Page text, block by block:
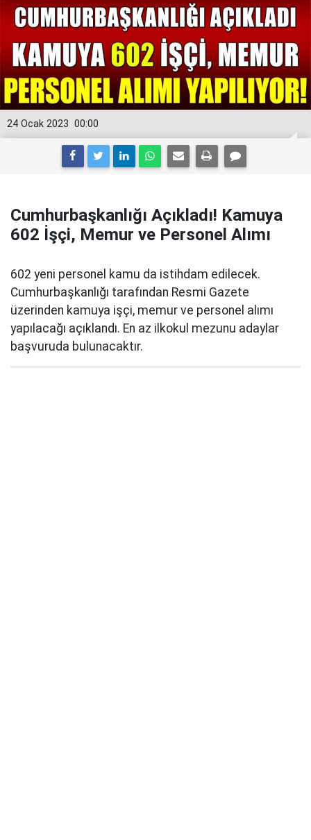
00:00
24 Ocak 2023
Cumhurbaşkanlığı Açıkladı! Kamuya
602 İşçi, Memur ve Personel Alımı
602 yeni personel kamu da istihdam edilecek.
Cumhurbaşkanlığı tarafından Resmi Gazete
üzerinden kamuya işçi, memur ve personel alımı
yapılacağı açıklandı. En az ilkokul mezunu adaylar
başvuruda bulunacaktır.